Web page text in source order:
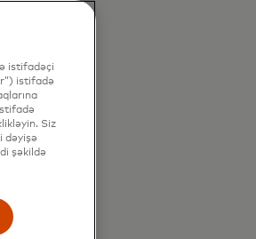
istifadəçi
istifadə
Siz
dəyişə
şəkildə